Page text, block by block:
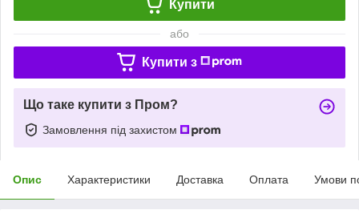
Купити
або
Купити з
Що таке купити з Пром?
Замовлення під захистом
Опис Характеристики Доставка Оплата Умови